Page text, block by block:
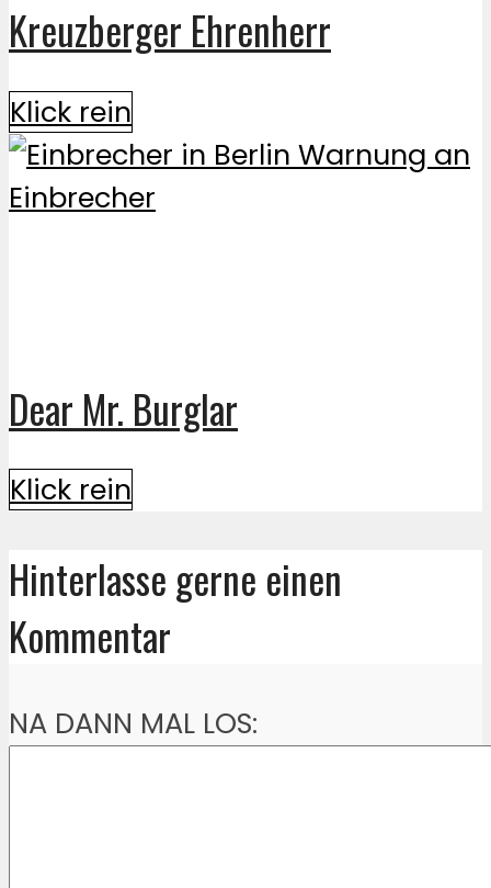
Kreuzberger Ehrenherr
Klick rein
Dear Mr. Burglar
Klick rein
Hinterlasse gerne einen
Kommentar
NA DANN MAL LOS: